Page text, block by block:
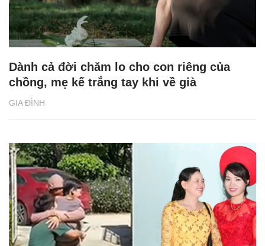
GIA ĐÌNH
Dành cả đời chăm lo cho con riêng của
chồng, mẹ kế trắng tay khi về già